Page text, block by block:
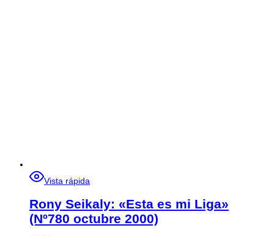
Vista rápida
Rony Seikaly: «Esta es mi Liga»
(Nº780 octubre 2000)